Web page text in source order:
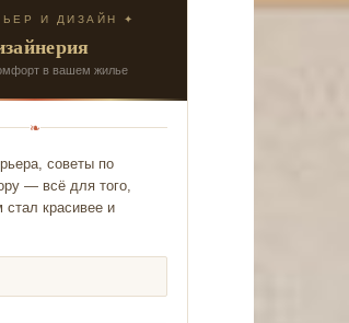
И ДИЗАЙН ✦
в вашем жилье
❧
советы по
— всё для того,
красивее и